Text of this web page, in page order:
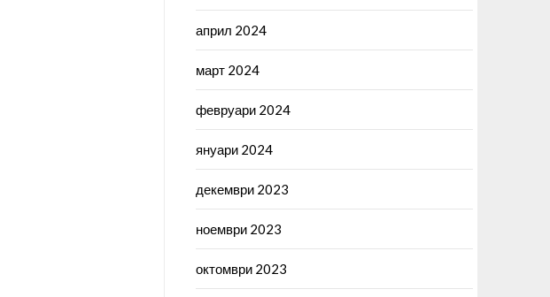
април 2024
март 2024
февруари 2024
януари 2024
декември 2023
ноември 2023
октомври 2023